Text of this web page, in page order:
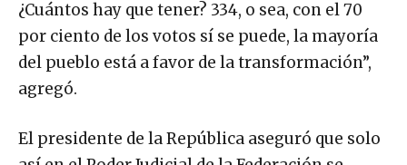
¿Cuántos hay que tener? 334, o sea, con el 70
por ciento de los votos sí se puede, la mayoría
del pueblo está a favor de la transformación”,
agregó.
El presidente de la República aseguró que solo